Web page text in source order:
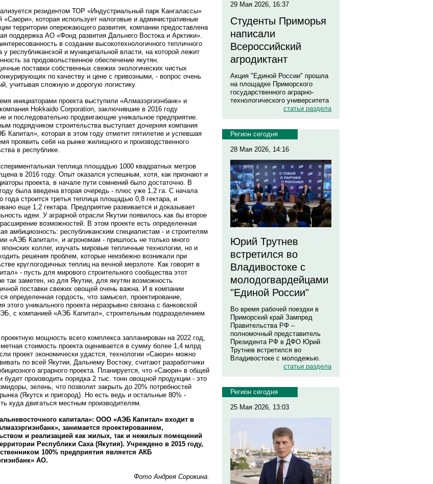
резидентом ТОР «Индустриальный парк Кангалассы»
«Саюри», которая использует налоговые и административные
территории опережающего развития, компании предоставлена
поддержка АО «Фонд развития Дальнего Востока и Арктики».
в создании высокотехнологичного тепличного
у республиканской и муниципальной власти, на которой лежит
за продовольственное обеспечение якутян.
поставки собственных свежих экологических чистых
по качеству и цене с привозными, - вопрос очень
учитывая сложную и дорогую логистику.
инициаторами проекта выступили «Алмазэргиэнбанк» и
Hokkaido Corporation, заключившие в 2016 году
и последовательно продвигающие уникальное предприятие.
подрядчиком строительства выступает дочерняя компания
Капитал», которая в этом году отметит пятилетие и успевшая
проявить себя на рынке жилищного и производственного
в республике.
теплица площадью 1000 квадратных метров
в 2016 году. Опыт оказался успешным, хотя, как признают и
проекта, в начале пути сомнений было достаточно. В
была введена вторая очередь - плюс уже 1,2 га. С начала
года строится третья теплица площадью 0,8 гектара, и
еще 1,2 гектара. Предприятие развивается и доказывает
идеи. У аграрной отрасли Якутии появилось как бы второе
возможностей. В этом проекте есть определенная
амбициозность: республиканским специалистам - и строителям
«АЭБ Капитал», и агрономам - пришлось не только много
коллег, изучать мировые тепличные технологии, но и
решения проблем, которые неизбежно возникали при
круглогодичных теплиц на вечной мерзлоте. Как говорят в
- пусть для мирового строительного сообщества этот
так заметен, но для Якутии, для якутян возможность
поставки свежих овощей очень важна. И в компании
определенная гордость, что замысел, проектирование,
этого уникального проекта неразрывно связана с банковской
с компанией «АЭБ Капитал», строительным подразделением
мощность всего комплекса запланирован на 2022 год,
стоимость проекта оценивается в сумму более 1,4 млрд
проект экономически удастся, технологии «Саюри» можно
по всей Якутии, Дальнему Востоку, считают разработчики
аграрного проекта. Планируется, что «Саюри» в общей
будет производить порядка 2 тыс. тонн овощной продукции - это
зелень, что позволит закрыть до 20% потребностей
(Якутск и пригород). Но есть ведь и остальные 80% -
куда двигаться местным производителям.
капитала»: ООО «АЭБ Капитал» входит в
занимается проектированием,
и реализацией как жилых, так и нежилых помещений
Республики Саха (Якутия). Учреждено в 2015 году,
100% предприятия является АКБ
АО.
Фото Андрея Сорокина.
29 Мая 2026, 16:37
Студенты Приморья
написали
Всероссийский
агродиктант
Акция "Единой России" прошла
на площадке Приморского
государственного аграрно-
технологического университета
статьи раздела
Регион сегодня
28 Мая 2026, 14:16
Юрий Трутнев
встретился во
Владивостоке с
молодогвардейцами
"Единой России"
Во время рабочей поездки в
Приморский край Зампред
Правительства РФ –
полномочный представитель
Президента РФ в ДФО Юрий
Трутнев встретился во
Владивостоке с молодежью.
статьи раздела
Регион сегодня
25 Мая 2026, 13:03